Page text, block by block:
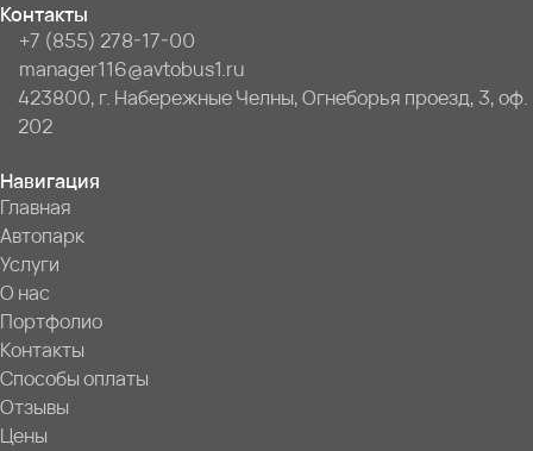
Контакты
+7 (855) 278-17-00
manager116@avtobus1.ru
423800, г. Набережные Челны, Огнеборья проезд, 3, оф.
202
Навигация
Главная
Автопарк
Услуги
О нас
Портфолио
Контакты
Способы оплаты
Отзывы
Цены